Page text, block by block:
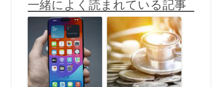
一緒によく読まれている記事